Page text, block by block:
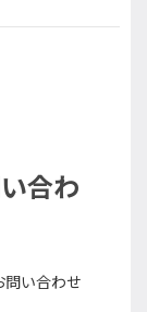
合わ
い合わせ